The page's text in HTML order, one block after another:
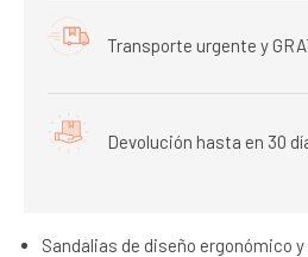
Transporte urgente y
Devolución hasta en 30
Sandalias de diseño ergonómico